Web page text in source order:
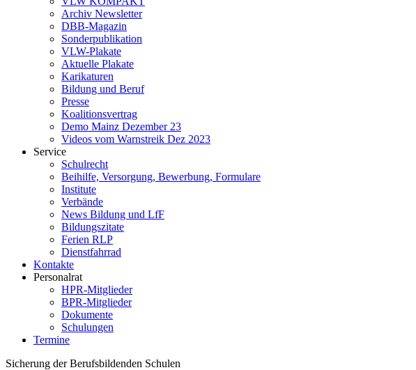
Archiv Newsletter
DBB-Magazin
Sonderpublikation
VLW-Plakate
Aktuelle Plakate
Karikaturen
Bildung und Beruf
Presse
Koalitionsvertrag
Demo Mainz Dezember 23
Videos vom Warnstreik Dez 2023
Service
Schulrecht
Beihilfe, Versorgung, Bewerbung, Formulare
Institute
Verbände
News Bildung und LfF
Bildungszitate
Ferien RLP
Dienstfahrrad
Kontakte
Personalrat
HPR-Mitglieder
BPR-Mitglieder
Dokumente
Schulungen
Termine
Sicherung der Berufsbildenden Schulen